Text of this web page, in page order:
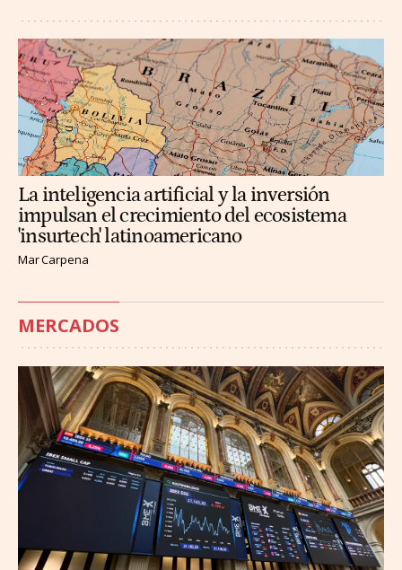
La inteligencia artificial y la inversión
impulsan el crecimiento del ecosistema
'insurtech' latinoamericano
Mar Carpena
MERCADOS